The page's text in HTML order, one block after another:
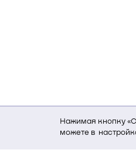
Нажимая кнопку
можете в